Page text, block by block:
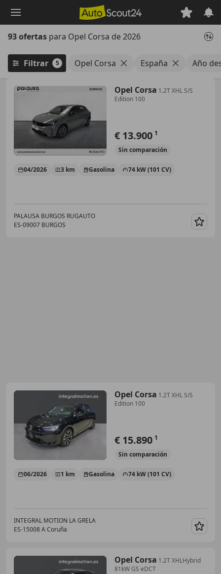
principal
93 ofertas para Opel Corsa de 2026
Filtrar 5 Opel Corsa España Año
Opel Corsa 1.2T XHL S/S
Edition 100
€ 13.900 1
Sin comparación
04/2026 3 km Gasolina 74 kW (101 CV)
PALAUSA BURGOS RUGAUTO
ES-09007 BURGOS
Opel Corsa 1.2T XHL S/S
Edition 100
€ 15.890 1
Sin comparación
06/2026 1 km Gasolina 74 kW (101 CV)
INTEGRAL MOTION LA GRELA
ES-15008 A Coruña
Opel Corsa 1.2T XHLHybrid
81kW GS eDCT